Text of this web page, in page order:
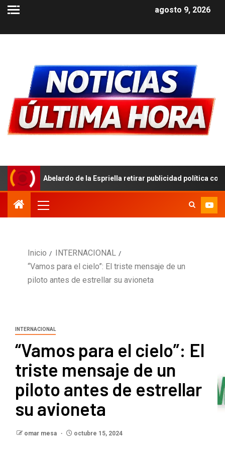
agosto 9, 2026
de la Espriella retirar publicidad política con símbolos patrios
Inicio
INTERNACIONAL
“Vamos para el cielo”: El triste mensaje de un
piloto antes de estrellar su avioneta
INTERNACIONAL
“Vamos para el cielo”: El
triste mensaje de un
piloto antes de estrellar
su avioneta
omar mesa octubre 15, 2024